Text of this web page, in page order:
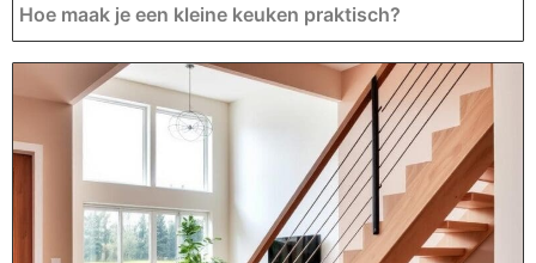
Hoe maak je een kleine keuken praktisch?